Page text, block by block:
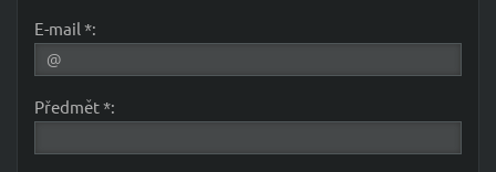
E-mail *:
Předmět *: